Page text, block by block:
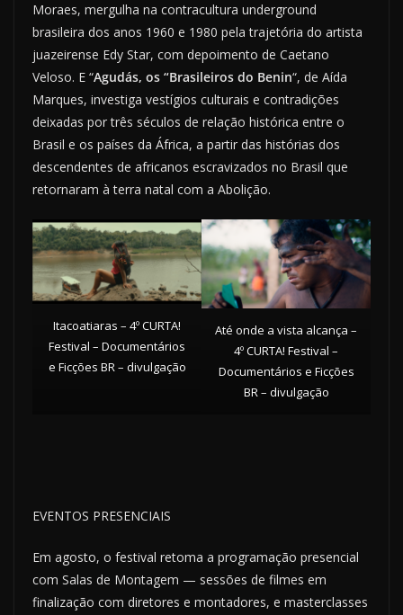
Moraes, mergulha na contracultura underground
brasileira dos anos 1960 e 1980 pela trajetória do artista
juazeirense Edy Star, com depoimento de Caetano
Veloso. E “Agudás, os “Brasileiros do Benin“, de Aída
Marques, investiga vestígios culturais e contradições
deixadas por três séculos de relação histórica entre o
Brasil e os países da África, a partir das histórias dos
descendentes de africanos escravizados no Brasil que
retornaram à terra natal com a Abolição.
Itacoatiaras – 4º CURTA!
Festival – Documentários
e Ficções BR – divulgação
Até onde a vista alcança –
4º CURTA! Festival –
Documentários e Ficções
BR – divulgação
EVENTOS PRESENCIAIS
Em agosto, o festival retoma a programação presencial
com Salas de Montagem — sessões de filmes em
finalização com diretores e montadores, e masterclasses